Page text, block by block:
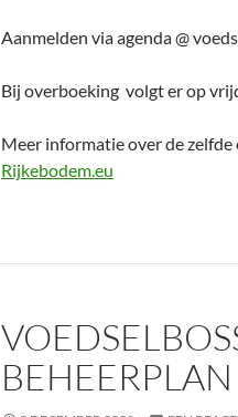
Aanmelden via agenda @
Bij overboeking volgt er op
Meer informatie over de
Rijkebodem.eu
BEHEERPLAN